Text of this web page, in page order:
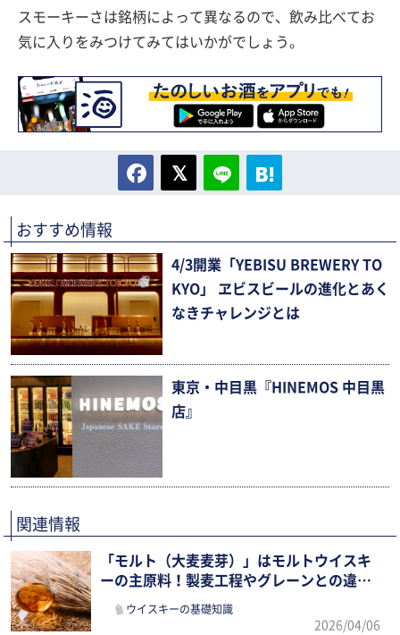
スモーキーさは銘柄によって異なるので、飲み比べてお
気に入りをみつけてみてはいかがでしょう。
おすすめ情報
4/3開業「YEBISU BREWERY TO
KYO」 ヱビスビールの進化とあく
なきチャレンジとは
東京・中目黒『HINEMOS 中目黒
店』
関連情報
「モルト（大麦麦芽）」はモルトウイスキ
ーの主原料！製麦工程やグレーンとの違
い、飲み方まで確認
ウイスキーの基礎知識
2026/04/06